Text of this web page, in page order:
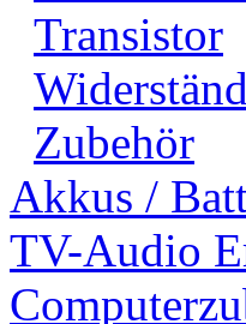
Transistor
Zubehör
Akkus /
TV-Audio